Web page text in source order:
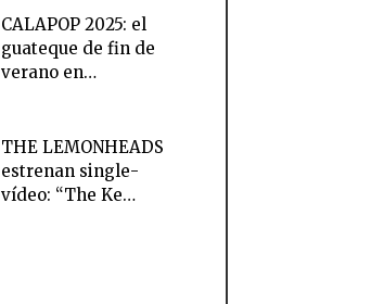
CALAPOP 2025: el
guateque de fin de
verano en…
THE LEMONHEADS
estrenan single-
vídeo: “The Ke…